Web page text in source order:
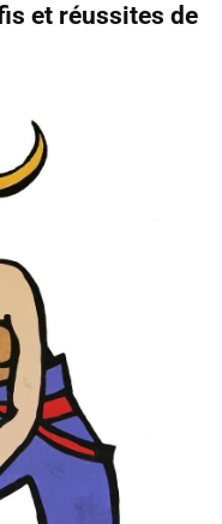
et réussites de